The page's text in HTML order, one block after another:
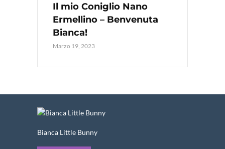
Il mio Coniglio Nano
Ermellino – Benvenuta
Bianca!
Marzo 19, 2023
Bianca Little Bunny